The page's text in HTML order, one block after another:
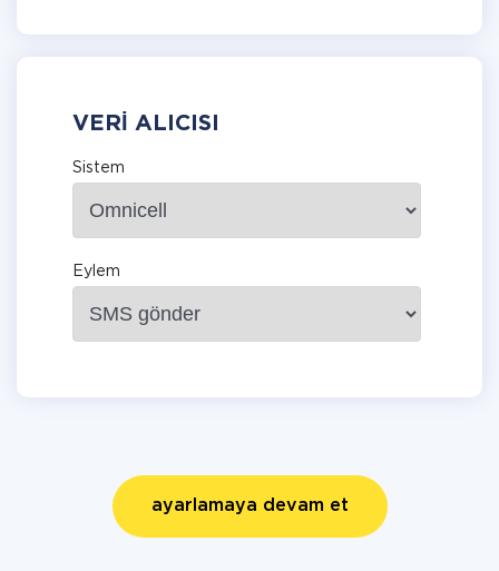
VERI ALICISI
Sistem
Eylem
ayarlamaya devam et